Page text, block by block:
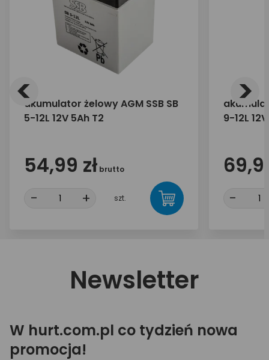
akumulator żelowy AGM SSB SB
5-12L 12V 5Ah T2
54,99 zł brutto
- + szt.
9-12L
-
< >
Newsletter
W hurt.com.pl co tydzień nowa
promocja!